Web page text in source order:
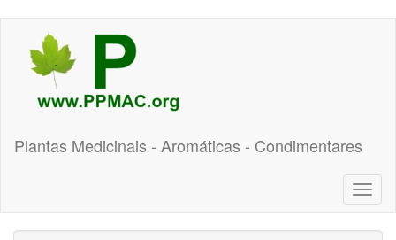
conteúdo
principal
Plantas Medicinais - Aromáticas - Condimentares